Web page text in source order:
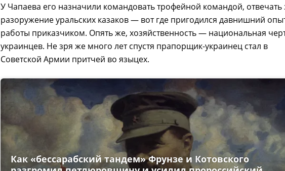
У Чапаева его назначили командовать трофейной командой, отвечать
разоружение уральских казаков — вот где пригодился давнишний
работы приказчиком. Опять же, хозяйственность — национальная
украинцев. Не зря же много лет спустя прапорщик-украинец стал в
Советской Армии притчей во языцех.
Как «бессарабский тандем» Фрунзе и Котовского